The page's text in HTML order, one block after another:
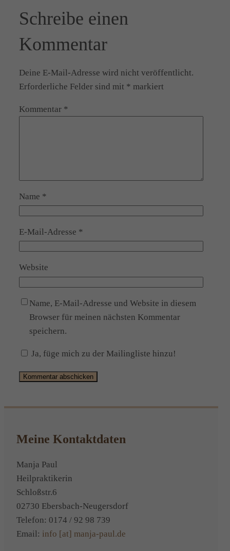
Schreibe einen
Kommentar
Deine E-Mail-Adresse wird nicht veröffentlicht.
Erforderliche Felder sind mit * markiert
Kommentar *
Name *
E-Mail-Adresse *
Website
Name, E-Mail-Adresse und Website in diesem
Browser für meinen nächsten Kommentar
speichern.
Ja, füge mich zu der Mailingliste hinzu!
Meine Kontaktdaten
Manja Paul
Heilpraktikerin
Schloßstr.6
02730 Ebersbach-Neugersdorf
Telefon: 0174 / 92 98 739
Email: info [at] manja-paul.de